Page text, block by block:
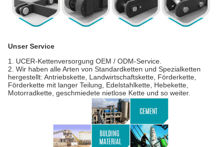
Unser Service
1. UCER-Kettenversorgung OEM / ODM-Service.
2. Wir haben alle Arten von Standardketten und Spezialketten
hergestellt: Antriebskette, Landwirtschaftskette, Förderkette,
Förderkette mit langer Teilung, Edelstahlkette, Hebekette,
Motorradkette, geschmiedete nietlose Kette und so weiter.